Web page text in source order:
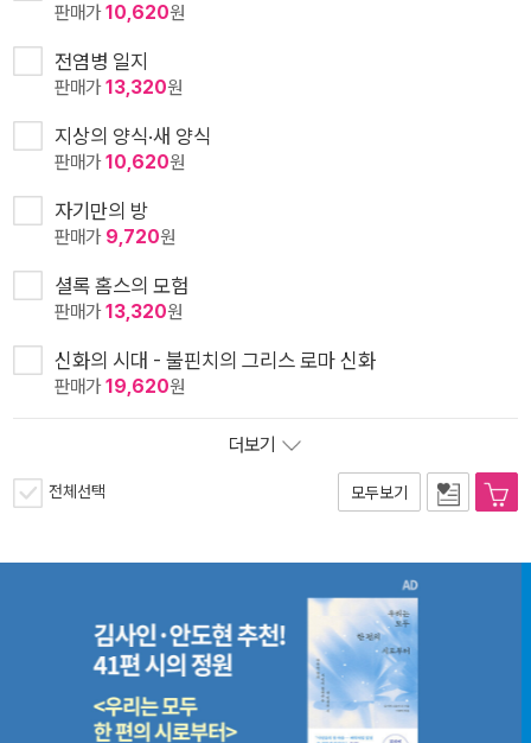
판매가10,620원
전염병 일지
판매가13,320원
지상의 양식·새 양식
판매가10,620원
자기만의 방
판매가 9,720원
셜록 홈스의 모험
판매가13,320원
신화의 시대 - 불핀치의 그리스 로마 신화
판매가19,620원
더보기
전체선택 모두보기